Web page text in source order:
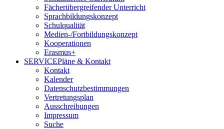
Fächerübergreifender Unterricht
Sprachbildungskonzept
Schulqualität
Medien-/Fortbildungskonzept
Kooperationen
Erasmus+
SERVICEPläne & Kontakt
Kontakt
Kalender
Datenschutzbestimmungen
Vertretungsplan
Ausschreibungen
Impressum
Suche